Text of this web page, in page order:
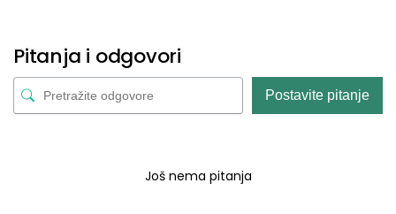
Pitanja i odgovori
Postavite pitanje
Još nema pitanja